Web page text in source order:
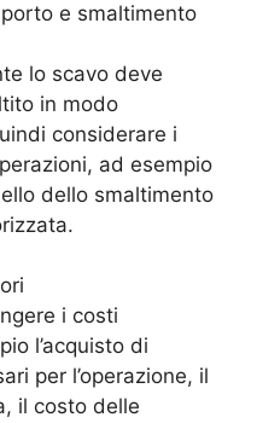
e smaltimento
lo scavo deve
in modo
considerare i
ad esempio
dello smaltimento
i costi
l’acquisto di
per l’operazione, il
il costo delle